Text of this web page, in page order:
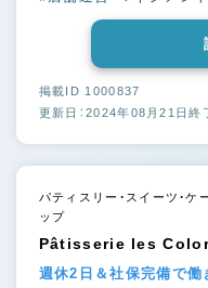
掲載ID 1000837
更新日：2024年08月21日終
パティスリー・スイーツ・ケ
ップ
Pâtisserie les
週休2日＆社保完備で